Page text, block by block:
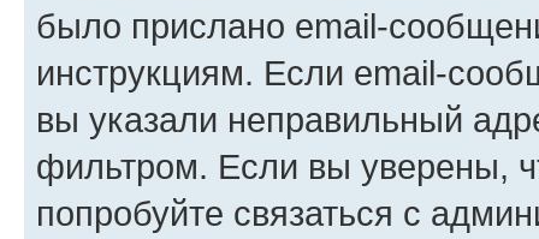
было прислано email-
инструкциям. Если email-
вы указали неправильный
фильтром. Если вы уверены,
попробуйте связаться с